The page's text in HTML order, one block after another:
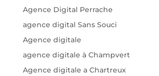
Agence Digital Perrache
agence digital Sans Souci
Agence digitale
agence digitale à Champvert
Agence digitale a Chartreux